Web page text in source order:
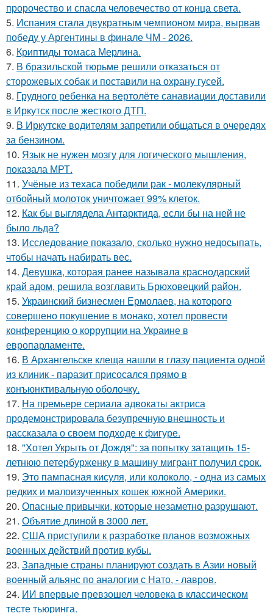
пророчество и спасла человечество от конца света.
5. Испания стала двукратным чемпионом мира, вырвав
победу у Аргентины в финале ЧМ - 2026.
6. Криптиды томаса Мерлина.
7. В бразильской тюрьме решили отказаться от
сторожевых собак и поставили на охрану гусей.
8. Грудного ребенка на вертолёте санавиации доставили
в Иркутск после жесткого ДТП.
9. В Иркутске водителям запретили общаться в очередях
за бензином.
10. Язык не нужен мозгу для логического мышления,
показала МРТ.
11. Учёные из техаса победили рак - молекулярный
отбойный молоток уничтожает 99% клеток.
12. Как бы выглядела Антарктида, если бы на ней не
было льда?
13. Исследование показало, сколько нужно недосыпать,
чтобы начать набирать вес.
14. Девушка, которая ранее называла краснодарский
край адом, решила возглавить Брюховецкий район.
15. Украинский бизнесмен Ермолаев, на которого
совершено покушение в монако, хотел провести
конференцию о коррупции на Украине в
европарламенте.
16. В Архангельске клеща нашли в глазу пациента одной
из клиник - паразит присосался прямо в
конъюнктивальную оболочку.
17. На премьере сериала адвокаты актриса
продемонстрировала безупречную внешность и
рассказала о своем подходе к фигуре.
18. "Хотел Укрыть от Дождя": за попытку затащить 15-
летнюю петербурженку в машину мигрант получил срок.
19. Это пампасная кисуля, или колоколо, - одна из самых
редких и малоизученных кошек южной Америки.
20. Опасные привычки, которые незаметно разрушают.
21. Объятие длиной в 3000 лет.
22. США приступили к разработке планов возможных
военных действий против кубы.
23. Западные страны планируют создать в Азии новый
военный альянс по аналогии с Нато, - лавров.
24. ИИ впервые превзошел человека в классическом
тесте тьюринга.